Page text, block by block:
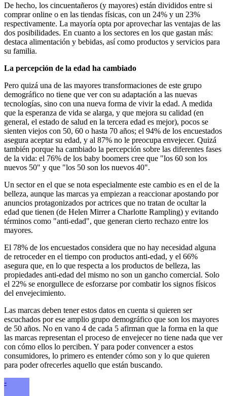
De hecho, los cincuentañeros (y mayores) están divididos entre si
comprar online o en las tiendas físicas, con un 24% y un 23%
respectivamente. La mayoría opta por aprovechar las ventajas de las
dos posibilidades. En cuanto a los sectores en los que gastan más:
destaca alimentación y bebidas, así como productos y servicios para
su familia.
La percepción de la edad ha cambiado
Pero quizá una de las mayores transformaciones de este grupo
demográfico no tiene que ver con su adaptación a las nuevas
tecnologías, sino con una nueva forma de vivir la edad. A medida
que la esperanza de vida se alarga, y que mejora su calidad (en
general, el estado de salud en la tercera edad es mejor), pocos se
sienten viejos con 50, 60 o hasta 70 años; el 94% de los encuestados
asegura aceptar su edad, y al 87% no le preocupa envejecer. Quizá
también porque ha cambiado la percepción sobre las diferentes fases
de la vida: el 76% de los baby boomers cree que "los 60 son los
nuevos 50" y que "los 50 son los nuevos 40".
Un sector en el que se nota especialmente este cambio es en el de la
belleza, aunque las marcas ya empiezan a reaccionar apostando por
anuncios protagonizados por actrices que no tratan de ocultar la
edad que tienen (de Helen Mirrer a Charlotte Rampling) y evitando
términos como "anti-edad", que generan cierto rechazo entre los
mayores.
El 78% de los encuestados considera que no hay necesidad alguna
de retroceder en el tiempo con productos anti-edad, y el 66%
asegura que, en lo que respecta a los productos de belleza, las
propiedades anti-edad del mismo no son un gancho comercial. Solo
el 22% se enorgullece de esforzarse por combatir los signos físicos
del envejecimiento.
Las marcas deben tener estos datos en cuenta si quieren ser
escuchados por ese amplio grupo demográfico que son los mayores
de 50 años. No en vano 4 de cada 5 afirman que la forma en la que
las marcas representan el proceso de envejecer no tiene nada que ver
con cómo ellos lo perciben. Y para poder convencer a estos
consumidores, lo primero es entender cómo son y lo que quieren
para poder ofrecerles aquello que están buscando.
-